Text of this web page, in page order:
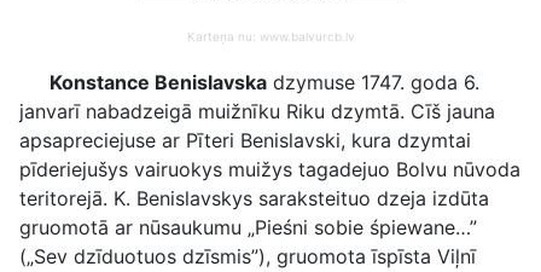
Karteņa nu: www.balvurcb.lv
Konstance Benislavska dzymuse 1747. goda 6.
janvarī nabadzeigā muižnīku Riku dzymtā. Cīš jauna
apsapreciejuse ar Pīteri Benislavski, kura dzymtai
pīderiejušys vairuokys muižys tagadejuo Bolvu nūvoda
teritorejā. K. Benislavskys saraksteituo dzeja izdūta
gruomotā ar nūsaukumu „Pieśni sobie śpiewane…”
(„Sev dzīduotuos dzīsmis”), gruomota īspīsta Viļnī